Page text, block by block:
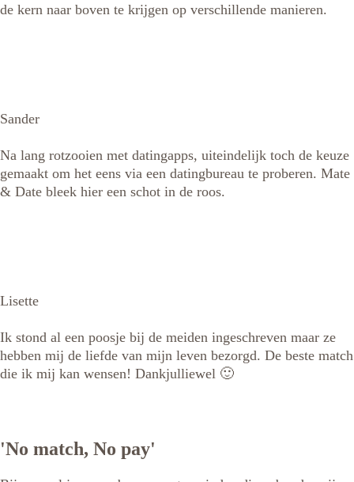
de kern naar boven te krijgen op verschillende manieren.
Sander
Na lang rotzooien met datingapps, uiteindelijk toch de keuze
gemaakt om het eens via een datingbureau te proberen. Mate
& Date bleek hier een schot in de roos.
Lisette
Ik stond al een poosje bij de meiden ingeschreven maar ze
hebben mij de liefde van mijn leven bezorgd. De beste match
die ik mij kan wensen! Dankjulliewel 🙂
'No match, No pay'